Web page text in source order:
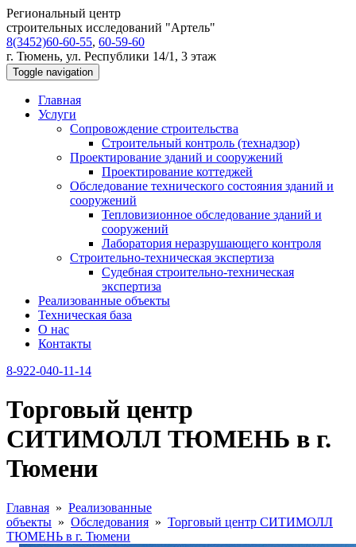
Региональный центр
строительных исследований "Артель"
8(3452)60-60-55, 60-59-60
г. Тюмень, ул. Республики 14/1, 3 этаж
Toggle navigation
Главная
Услуги
Сопровождение строительства
Строительный контроль (технадзор)
Проектирование зданий и сооружений
Проектирование коттеджей
Обследование технического состояния зданий и
сооружений
Тепловизионное обследование зданий и
сооружений
Лаборатория неразрушающего контроля
Строительно-техническая экспертиза
Судебная строительно-техническая
экспертиза
Реализованные объекты
Техническая база
О нас
Контакты
8-922-040-11-14
Торговый центр
СИТИМОЛЛ ТЮМЕНЬ в г.
Тюмени
Главная » Реализованные
объекты » Обследования » Торговый центр СИТИМОЛЛ
ТЮМЕНЬ в г. Тюмени